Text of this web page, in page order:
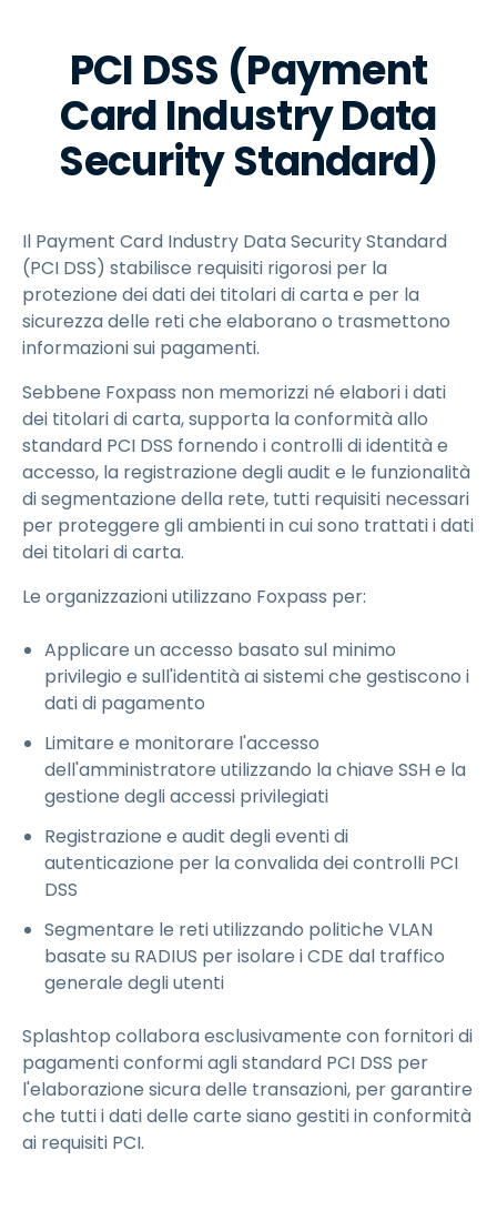
PCI DSS (Payment
Card Industry Data
Security Standard)
Il Payment Card Industry Data Security Standard
(PCI DSS) stabilisce requisiti rigorosi per la
protezione dei dati dei titolari di carta e per la
sicurezza delle reti che elaborano o trasmettono
informazioni sui pagamenti.
Sebbene Foxpass non memorizzi né elabori i dati
dei titolari di carta, supporta la conformità allo
standard PCI DSS fornendo i controlli di identità e
accesso, la registrazione degli audit e le funzionalità
di segmentazione della rete, tutti requisiti necessari
per proteggere gli ambienti in cui sono trattati i dati
dei titolari di carta.
Le organizzazioni utilizzano Foxpass per:
Applicare un accesso basato sul minimo
privilegio e sull'identità ai sistemi che gestiscono i
dati di pagamento
Limitare e monitorare l'accesso
dell'amministratore utilizzando la chiave SSH e la
gestione degli accessi privilegiati
Registrazione e audit degli eventi di
autenticazione per la convalida dei controlli PCI
DSS
Segmentare le reti utilizzando politiche VLAN
basate su RADIUS per isolare i CDE dal traffico
generale degli utenti
Splashtop collabora esclusivamente con fornitori di
pagamenti conformi agli standard PCI DSS per
l'elaborazione sicura delle transazioni, per garantire
che tutti i dati delle carte siano gestiti in conformità
ai requisiti PCI.